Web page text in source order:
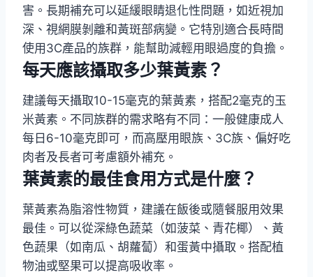
害。長期補充可以延緩眼睛退化性問題，如近視加
深、視網膜剝離和黃斑部病變。它特別適合長時間
使用3C產品的族群，能幫助減輕用眼過度的負擔。
每天應該攝取多少葉黃素？
建議每天攝取10-15毫克的葉黃素，搭配2毫克的玉
米黃素。不同族群的需求略有不同：一般健康成人
每日6-10毫克即可，而高壓用眼族、3C族、偏好吃
肉者及長者可考慮額外補充。
葉黃素的最佳食用方式是什麼？
葉黃素為脂溶性物質，建議在飯後或隨餐服用效果
最佳。可以從深綠色蔬菜（如菠菜、青花椰）、黃
色蔬果（如南瓜、胡蘿蔔）和蛋黃中攝取。搭配植
物油或堅果可以提高吸收率。